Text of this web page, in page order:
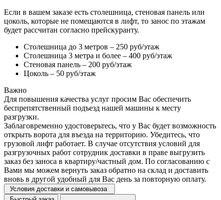
Если в вашем заказе есть столешница, стеновая панель или
цоколь, которые не помещаются в лифт, то занос по этажам
будет рассчитан согласно прейскуранту.
Столешница до 3 метров – 250 руб/этаж
Столешница 3 метра и более – 400 руб/этаж
Стеновая панель – 200 руб/этаж
Цоколь – 50 руб/этаж
Важно
Для повышения качества услуг просим Вас обеспечить
беспрепятственный подъезд нашей машины к месту
разгрузки.
Заблаговременно удостоверьтесь, что у Вас будет возможность
открыть ворота для въезда на территорию. Убедитесь, что
грузовой лифт работает. В случае отсутствия условий для
разгрузочных работ сотрудник доставки в праве выгрузить
заказ без заноса в квартиру/частный дом. По согласованию с
Вами мы можем вернуть заказ обратно на склад и доставить
вновь в другой удобный для Вас день за повторную оплату.
Условия доставки и самовывоза